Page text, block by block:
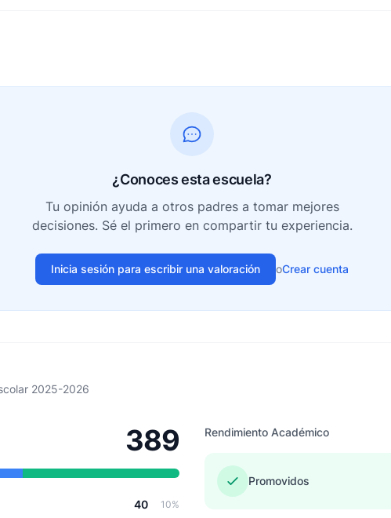
¿Conoces esta escuela?
Tu opinión ayuda a otros padres a tomar mejores
decisiones. Sé el primero en compartir tu experiencia.
Inicia sesión para escribir una valoración oCrear cuenta
2025-2026
389
40 10%
Rendimiento Académico
Promovidos